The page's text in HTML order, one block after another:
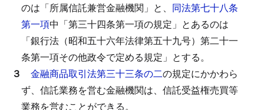
のは「所属信託兼営金融機関」と、 同法第七十八条
第一項中「第三十四条第一項の規定」とあるのは
「銀行法（昭和五十六年法律第五十九号）第二十一
条第一項その他政令で定める規定」とする。
３ 金融商品取引法第三十三条の二の規定にかかわら
ず、信託業務を営む金融機関は、信託受益権売買等
業務を営むことができる。